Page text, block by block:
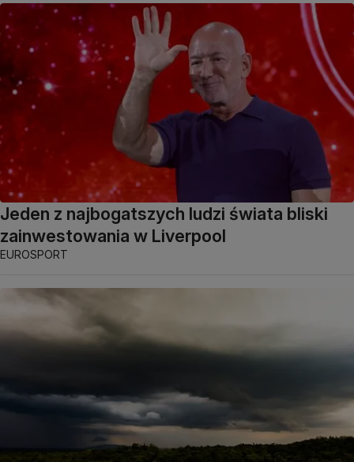
Jeden z najbogatszych ludzi świata bliski
zainwestowania w Liverpool
EUROSPORT